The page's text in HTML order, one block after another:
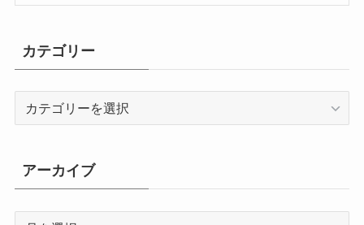
カテゴリー
ー
アーカイブ